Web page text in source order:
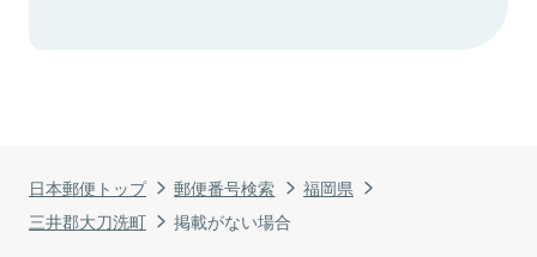
日本郵便トップ 郵便番号検索
福岡県
三井郡大刀洗町
掲載がない場合